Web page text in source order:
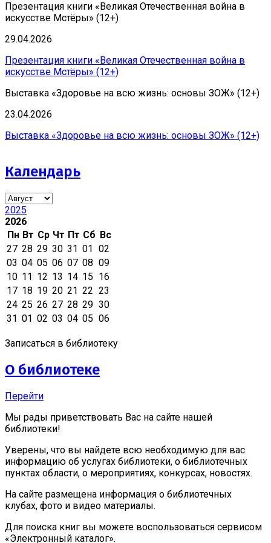
Презентация книги «Великая Отечественная война в
искусстве Мстёры» (12+)
29.04.2026
Презентация книги «Великая Отечественная война в
искусстве Мстёры» (12+)
Выставка «Здоровье на всю жизнь: основы ЗОЖ» (12+)
23.04.2026
Выставка «Здоровье на всю жизнь: основы ЗОЖ» (12+)
Календарь
2025
2026
Пн Вт Ср Чт Пт Сб Вс
27 28 29 30 31 01 02
03 04 05 06 07 08 09
10 11 12 13 14 15 16
17 18 19 20 21 22 23
24 25 26 27 28 29 30
31 01 02 03 04 05 06
Записаться в библиотеку
О библиотеке
Перейти
Мы рады приветствовать Вас на сайте нашей
библиотеки!
Уверены, что вы найдете всю необходимую для вас
информацию об услугах библиотеки, о библиотечных
пунктах области, о мероприятиях, конкурсах, новостях.
На сайте размещена информация о библиотечных
клубах, фото и видео материалы.
Для поиска книг вы можете воспользоваться сервисом
«Электронный каталог».